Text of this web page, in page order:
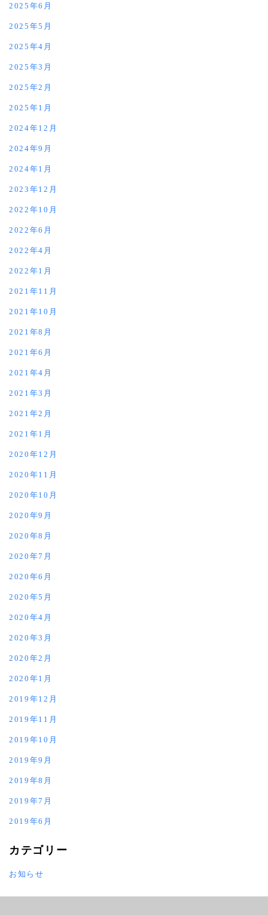
2025年6月
2025年5月
2025年4月
2025年3月
2025年2月
2025年1月
2024年12月
2024年9月
2024年1月
2023年12月
2022年10月
2022年6月
2022年4月
2022年1月
2021年11月
2021年10月
2021年8月
2021年6月
2021年4月
2021年3月
2021年2月
2021年1月
2020年12月
2020年11月
2020年10月
2020年9月
2020年8月
2020年7月
2020年6月
2020年5月
2020年4月
2020年3月
2020年2月
2020年1月
2019年12月
2019年11月
2019年10月
2019年9月
2019年8月
2019年7月
2019年6月
カテゴリー
お知らせ